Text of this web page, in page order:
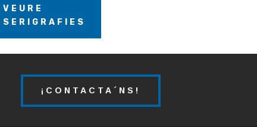
VEURE
SERIGRAFIES
¡CONTACTA´NS!